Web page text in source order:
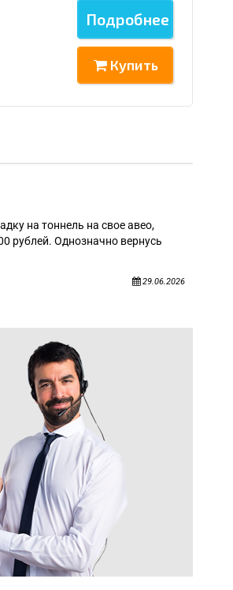
Подробнее
Купить
на тоннель на свое авео,
рублей. Однозначно вернусь
29.06.2026